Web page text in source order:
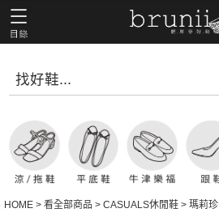
HOME > 看全部商品 > CASUALS休閒鞋 > 瑪莉